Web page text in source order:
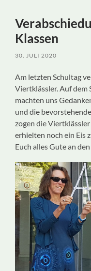
Klassen
30. JULI 2020
Am letzten Schultag
Viertklässler. Auf dem
machten uns
und die
zogen die
erhielten noch ein Eis
Euch alles Gute an